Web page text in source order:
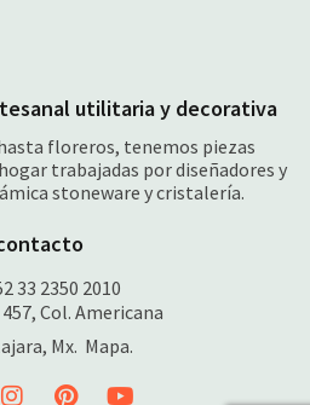
utilitaria y decorativa
floreros, tenemos piezas
trabajadas por diseñadores y
stoneware y cristalería.
33 2350 2010
Col. Americana
Mx. Mapa.